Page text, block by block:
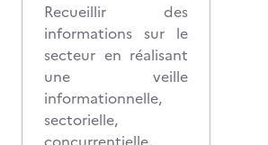
Recueillir des
informations sur le
secteur en réalisant
une veille
informationnelle,
sectorielle,